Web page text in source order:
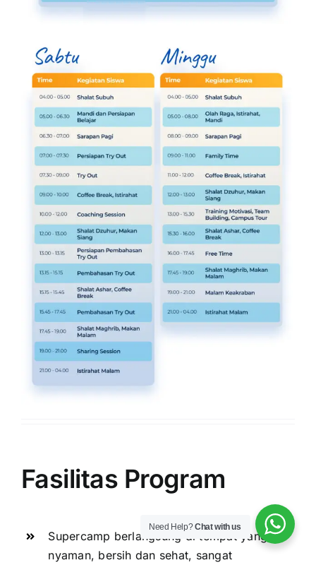
Fasilitas Program
Supercamp berlangsung di tempat yang
nyaman, bersih dan sehat, sangat
Need Help?Chat with us